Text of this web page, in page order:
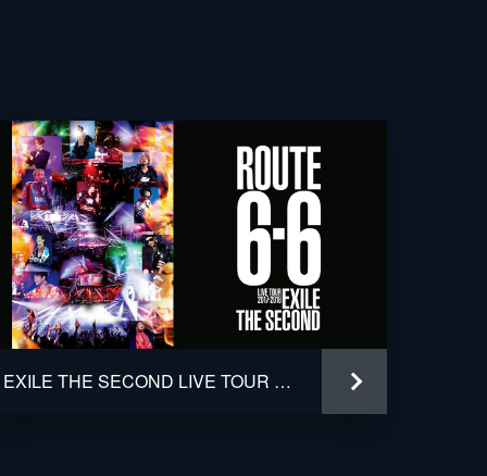
EXILE THE SECOND LIVE TOUR 2017-2018 "ROUTE 6・6"